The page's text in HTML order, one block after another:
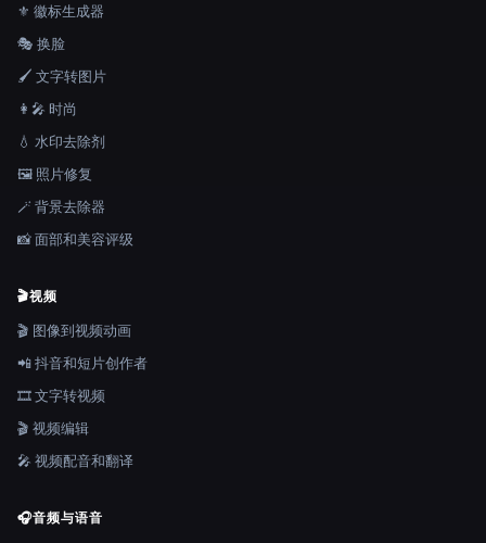
⚜️ 徽标生成器
🎭 换脸
🖌️ 文字转图片
👩‍🎤 时尚
💧 水印去除剂
🖼️ 照片修复
🪄 背景去除器
📸 面部和美容评级
🎬视频
🎬 图像到视频动画
📲 抖音和短片创作者
🎞️ 文字转视频
🎬 视频编辑
🎤 视频配音和翻译
🎧音频与语音